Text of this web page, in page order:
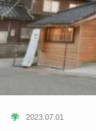
学 2023.07.01